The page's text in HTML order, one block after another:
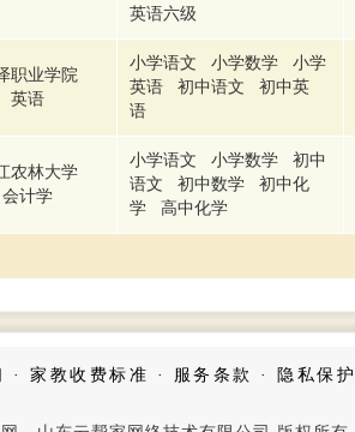
英语六级
职业学院
英语
小学语文 小学数学 小学
英语 初中语文 初中英
语
农林大学
会计学
小学语文 小学数学 初中
语文 初中数学 初中化
学 高中化学
·家教收费标准 · 服务条款 · 隐私保护